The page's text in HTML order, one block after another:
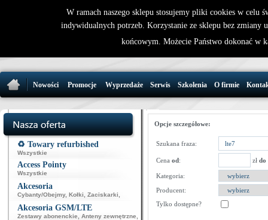
32 721 86
Nowości Promocje Wyprzedaże Serwis Szkolenia O firmie
♻️ Towary refurbished
Wszystkie
Access Pointy
Wszystkie
Akcesoria
Cybanty/Obejmy, Kołki Zaciskarki
Akcesoria GSM/LTE
Zestawy abonenckie Anteny zewnętrzne
Opcje szczegółowe:
Szukana fraza:
Cena od: zł do
Kategoria:
Producent:
Tylko dostępne?
W ramach naszego sklepu stosujemy pliki cookies w celu
indywidualnych potrzeb. Korzystanie ze sklepu bez zmiany
końcowym. Możecie Państwo dokonać w